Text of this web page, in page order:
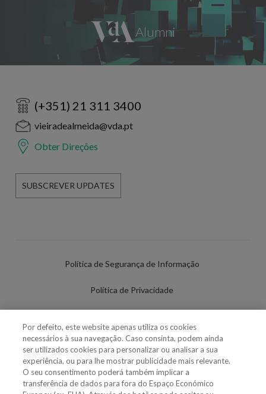
(+351) 21 311 3400
vieiradealmeida@vda.pt
Obter Direções
SUBSCREVER UPDATES
Política de Segurança de Informação
Política de Privacidade
Política de Cookies
Definições de cookies
Uso Fraudulento Nome/Marca
Por defeito, este website apenas utiliza os cookies
necessários à sua navegação. Caso consinta, podem ainda
ser utilizados cookies para personalizar ou analisar a sua
experiência, ou para lhe mostrar publicidade mais relevante.
O seu consentimento poderá também implicar a
transferência de dados para fora do Espaço Económico